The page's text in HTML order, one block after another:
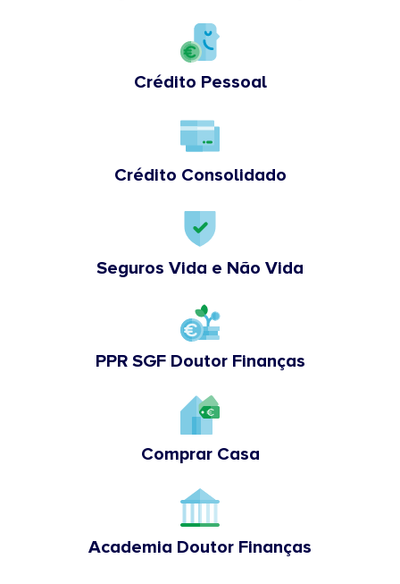
Crédito Pessoal
Crédito Consolidado
Seguros Vida e Não Vida
PPR SGF Doutor Finanças
Comprar Casa
Academia Doutor Finanças